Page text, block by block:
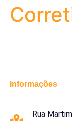
Informações
Rua